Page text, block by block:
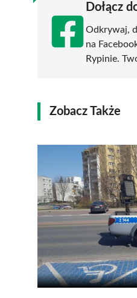
Dołącz
Odkrywaj,
na
Rypinie.
Zobacz Także